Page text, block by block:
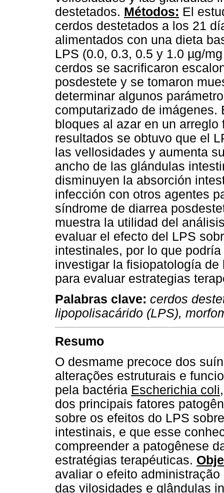
destetados. Métodos: El
cerdos destetados a los 21
alimentados con una dieta
LPS (0.0, 0.3, 0.5 y 1.0 µg/
cerdos se sacrificaron
posdestete y se tomaron
determinar algunos
computarizado de
bloques al azar en un
resultados se obtuvo que el
las vellosidades y aumenta
ancho de las glándulas
disminuyen la absorción
infección con otros agentes
síndrome de diarrea
muestra la utilidad del
evaluar el efecto del LPS
intestinales, por lo que
investigar la fisiopatología
para evaluar estrategias
Palabras clave: cerdos
lipopolisacárido (LPS),
Resumo
O desmame precoce dos
alterações estruturais e
pela bactéria Escherichia coli
dos principais fatores
sobre os efeitos do LPS
intestinais, e que esse
compreender a patogênese
estratégias terapéuticas.
avaliar o efeito
das vilosidades e glândulas